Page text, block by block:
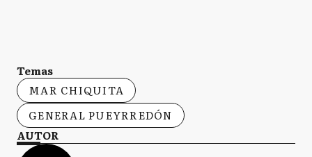
Temas
MAR CHIQUITA
GENERAL PUEYRREDÓN
AUTOR